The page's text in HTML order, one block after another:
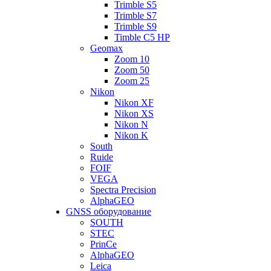
Trimble S5
Trimble S7
Trimble S9
Timble C5 HP
Geomax
Zoom 10
Zoom 50
Zoom 25
Nikon
Nikon XF
Nikon XS
Nikon N
Nikon K
South
Ruide
FOIF
VEGA
Spectra Precision
AlphaGEO
GNSS оборудование
SOUTH
STEC
PrinCe
AlphaGEO
Leica